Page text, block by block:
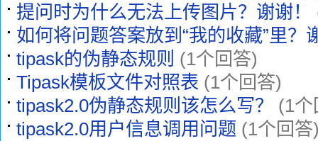
提问时为什么无法上传图片？谢谢！
如何将问题答案放到“我的收藏”里？
tipask的伪静态规则 (1个回答)
Tipask模板文件对照表 (1个回答)
tipask2.0伪静态规则该怎么写？
(1个
tipask2.0用户信息调用问题 (1个回答